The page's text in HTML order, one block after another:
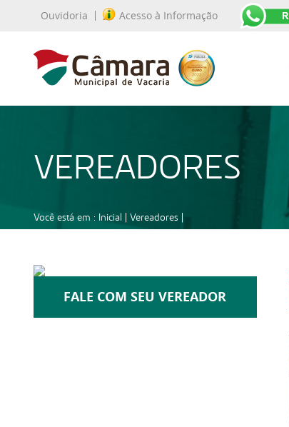
Ouvidoria Acesso à Informação
VEREADORES
Você está em : Inicial Vereadores
FALE COM SEU VEREADOR